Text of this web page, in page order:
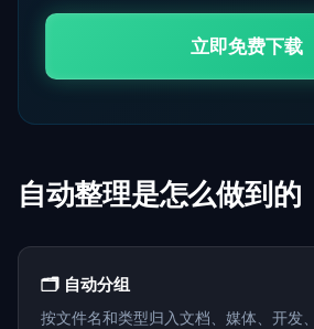
立即免费下载
自动整理是怎么做到的
🗂️ 自动分组
按文件名和类型归入文档、媒体、开发